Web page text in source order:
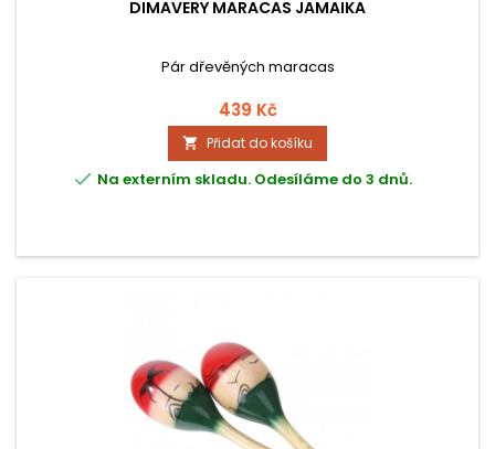
DIMAVERY MARACAS JAMAIKA
Pár dřevěných maracas
439 Kč
 Přidat do košíku
 Na externím skladu. Odesíláme do 3 dnů.